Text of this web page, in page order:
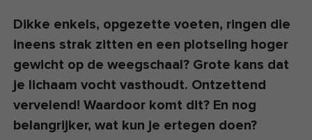
Dikke enkels, opgezette voeten, ringen die
ineens strak zitten en een plotseling hoger
gewicht op de weegschaal? Grote kans dat
je lichaam vocht vasthoudt. Ontzettend
vervelend! Waardoor komt dit? En nog
belangrijker, wat kun je ertegen doen?